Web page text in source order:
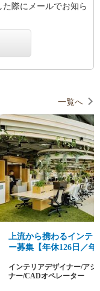
際にメールでお知ら
一覧へ
上流から携わるインテ
ー募集【年休126日／年
をデザインする！
インテリアデザイナー/アシ
ナー/CADオペレーター